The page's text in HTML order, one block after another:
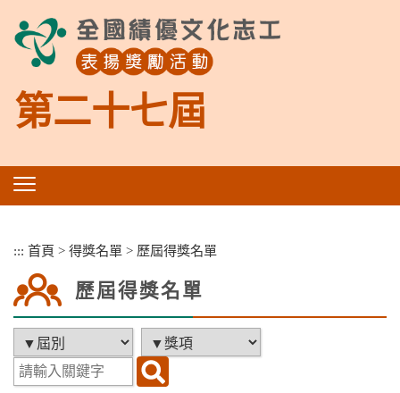
第二十七屆
::: 首頁 > 得獎名單 > 歷屆得獎名單
歷屆得獎名單